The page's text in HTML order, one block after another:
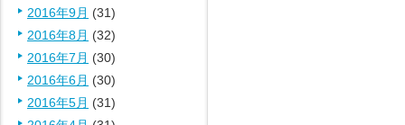
2016年9月 (31)
2016年8月 (32)
2016年7月 (30)
2016年6月 (30)
2016年5月 (31)